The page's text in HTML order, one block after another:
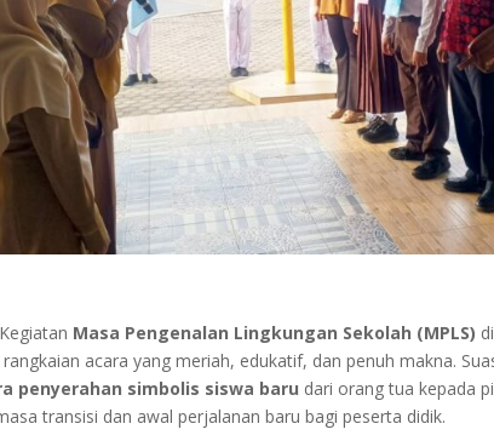
Masa Pengenalan Lingkungan Sekolah (MPLS) di
acara yang meriah, edukatif, dan penuh makna.
penyerahan simbolis siswa baru dari orang tua kepada
transisi dan awal perjalanan baru bagi peserta didik.